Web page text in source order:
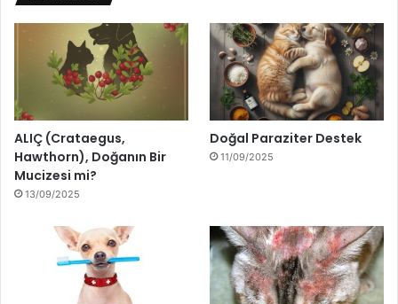
ALIÇ (Crataegus,
Hawthorn), Doğanın Bir
Mucizesi mi?
13/09/2025
Doğal Paraziter Destek
11/09/2025